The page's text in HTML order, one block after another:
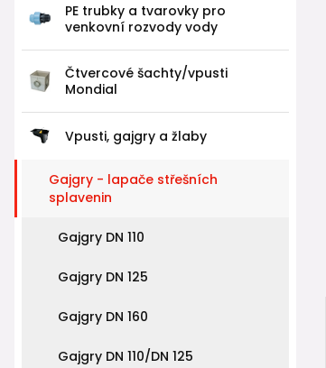
PE trubky a tvarovky pro
venkovní rozvody vody
Čtvercové šachty/vpusti
Mondial
Vpusti, gajgry a žlaby
Gajgry - lapače střešních
splavenin
Gajgry DN 110
Gajgry DN 125
Gajgry DN 160
Gajgry DN 110/DN 125